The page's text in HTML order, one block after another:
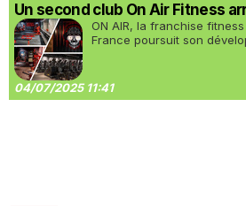
Un second club On Air Fitness
ON AIR, la franchise
France poursuit son
04/07/2025 11:41